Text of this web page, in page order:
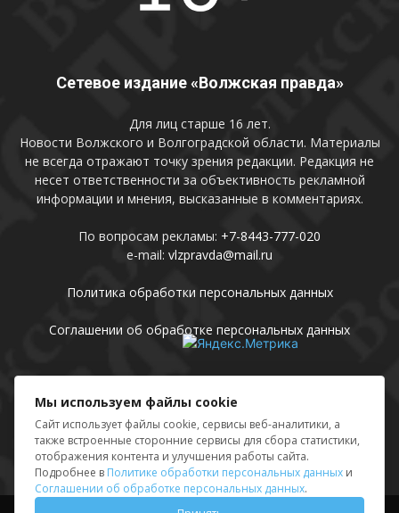
Сетевое издание «Волжская правда»
Для лиц старше 16 лет.
Новости Волжского и Волгоградской области. Материалы
не всегда отражают точку зрения редакции. Редакция не
несет ответственности за объективность рекламной
информации и мнения, высказанные в комментариях.
По вопросам рекламы: +7-8443-777-020
e-mail: vlzpravda@mail.ru
Политика обработки персональных данных
Соглашении об обработке персональных данных
Присоединяйтесь
Мы используем файлы cookie
Сайт использует файлы cookie, сервисы веб-аналитики, а
также встроенные сторонние сервисы для сбора статистики,
отображения контента и улучшения работы сайта.
Подробнее в Политике обработки персональных данных и
Соглашении об обработке персональных данных.